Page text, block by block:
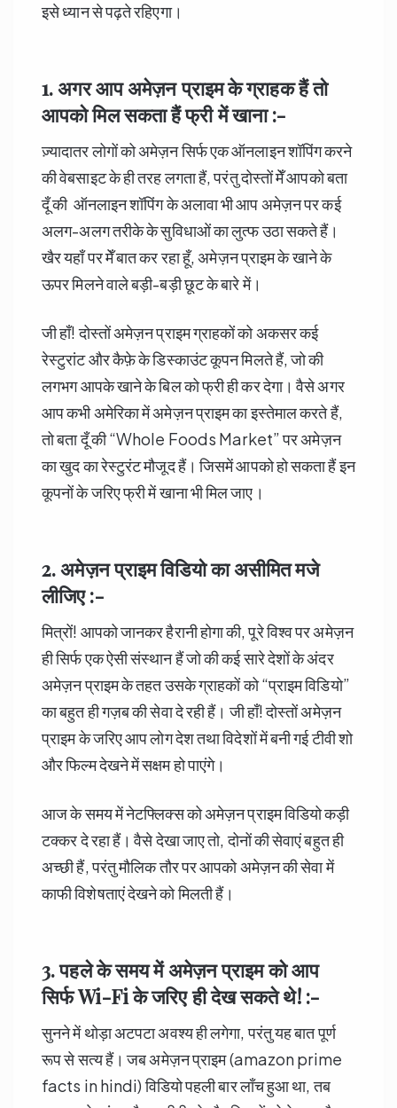
इसे ध्यान से पढ़ते रहिएगा।
1. अगर आप अमेज़न प्राइम के ग्राहक हैं तो
आपको मिल सकता हैं फ्री में खाना :-
ज़्यादातर लोगों को अमेज़न सिर्फ एक ऑनलाइन शॉपिंग करने
की वेबसाइट के ही तरह लगता हैं, परंतु दोस्तों मेँ आपको बता
दूँ की ऑनलाइन शॉपिंग के अलावा भी आप अमेज़न पर कई
अलग-अलग तरीके के सुविधाओं का लुत्फ उठा सकते हैं।
खैर यहाँ पर मेँ बात कर रहा हूँ, अमेज़न प्राइम के खाने के
ऊपर मिलने वाले बड़ी-बड़ी छूट के बारे में।
जी हाँ! दोस्तों अमेज़न प्राइम ग्राहकों को अकसर कई
रेस्टुरांट और कैफ़े के डिस्काउंट कूपन मिलते हैं, जो की
लगभग आपके खाने के बिल को फ्री ही कर देगा। वैसे अगर
आप कभी अमेरिका में अमेज़न प्राइम का इस्तेमाल करते हैं,
तो बता दूँ की “Whole Foods Market” पर अमेज़न
का खुद का रेस्टुरंट मौजूद हैं। जिसमें आपको हो सकता हैं इन
कूपनों के जरिए फ्री में खाना भी मिल जाए।
2. अमेज़न प्राइम विडियो का असीमित मजे
लीजिए :-
मित्रों! आपको जानकर हैरानी होगा की, पूरे विश्व पर अमेज़न
ही सिर्फ एक ऐसी संस्थान हैं जो की कई सारे देशों के अंदर
अमेज़न प्राइम के तहत उसके ग्राहकों को “प्राइम विडियो”
का बहुत ही गज़ब की सेवा दे रही हैं। जी हाँ! दोस्तों अमेज़न
प्राइम के जरिए आप लोग देश तथा विदेशों में बनी गई टीवी शो
और फिल्म देखने में सक्षम हो पाएंगे।
आज के समय में नेटफ्लिक्स को अमेज़न प्राइम विडियो कड़ी
टक्कर दे रहा हैं। वैसे देखा जाए तो, दोनों की सेवाएं बहुत ही
अच्छी हैं, परंतु मौलिक तौर पर आपको अमेज़न की सेवा में
काफी विशेषताएं देखने को मिलती हैं।
3. पहले के समय में अमेज़न प्राइम को आप
सिर्फWi-Fiके जरिए ही देख सकते थे! :-
सुनने में थोड़ा अटपटा अवश्य ही लगेगा, परंतु यह बात पूर्ण
रूप से सत्य हैं। जब अमेज़न प्राइम (amazon prime
facts in hindi) विडियो पहली बार लॉंच हुआ था, तब